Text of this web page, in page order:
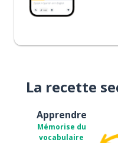
La recette
Apprendre
Mémorise du
vocabulaire